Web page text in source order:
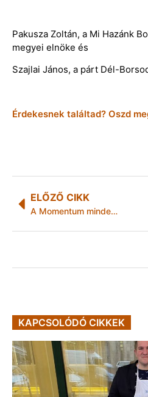
Pakusza Zoltán, a Mi Hazánk
megyei elnöke és
Szajlai János, a párt Dél-
Érdekesnek találtad? Oszd
ELŐZŐ CIKK
A Momentum minden önkormányzati tisztségben lévő tagja nyilvánossá teszi vagyonbevallását
KAPCSOLÓDÓ CIKKEK